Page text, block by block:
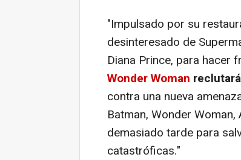
"Impulsado por su
desinteresado de
Diana Prince, para hacer
Wonder Woman
contra una nueva
Batman, Wonder
demasiado tarde para
catastróficas."